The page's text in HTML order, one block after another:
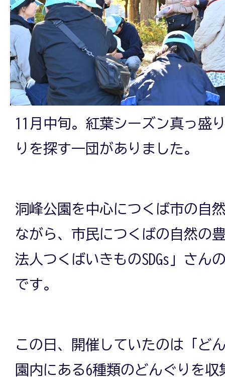
11月中旬。紅葉シーズン真っ盛
りを探す一団がありました。
洞峰公園を中心につくば市の自
ながら、市民につくばの自然の
法人つくばいきものSDGs」さん
です。
この日、開催していたのは「ど
園内にある6種類のどんぐりを